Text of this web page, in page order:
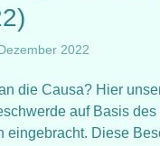
2022
die Causa? Hier
auf Basis
eingebracht. Diese